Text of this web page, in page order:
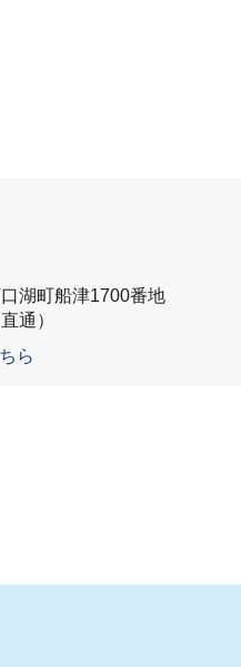
湖町船津1700番地
通）
ら